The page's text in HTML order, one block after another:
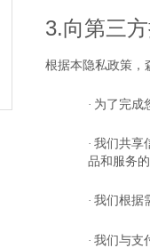
3.向第三
根据本隐私政策，
· 为了完成
· 我们共享
品和服务
· 我们根据
· 我们与支